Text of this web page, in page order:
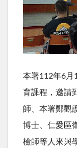
本署112年6月
育課程，邀請
師、本署鄭觀
博士、仁愛區
檢師等人來與